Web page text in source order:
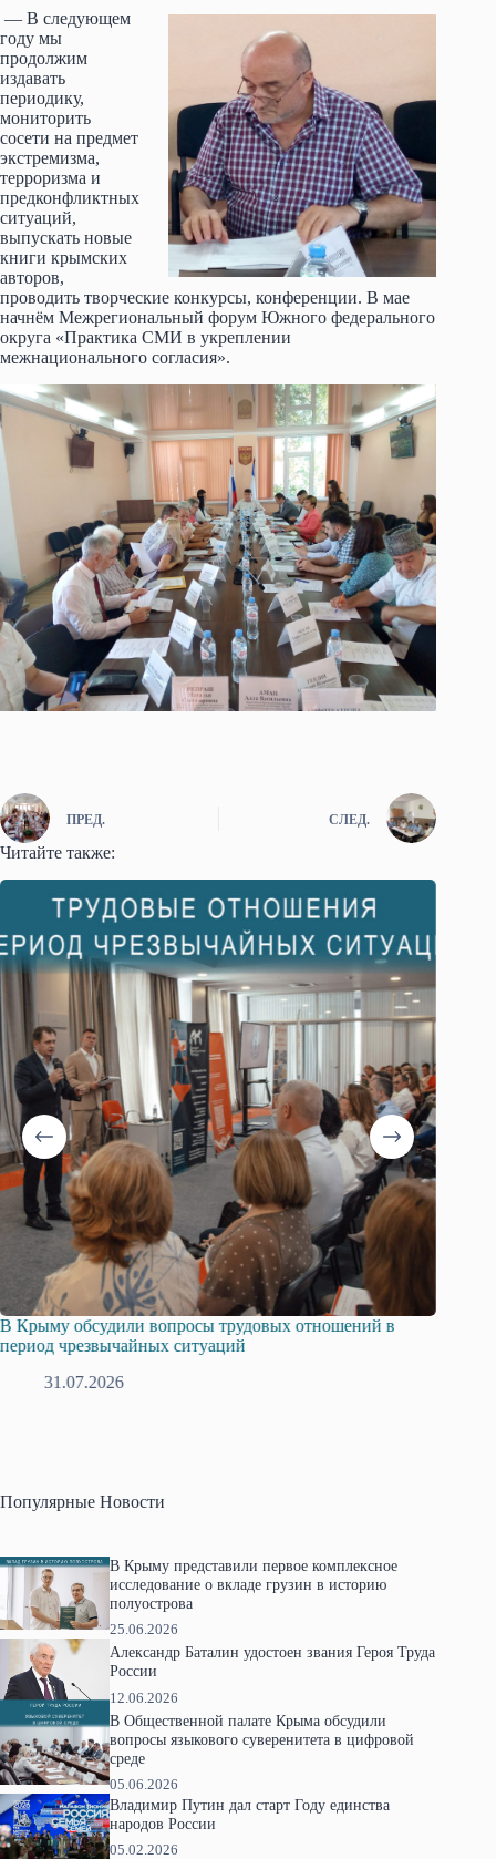
— В следующем
году мы
продолжим
издавать
периодику,
мониторить
сосети на предмет
экстремизма,
терроризма и
предконфликтных
ситуаций,
выпускать новые
книги крымских
авторов,
проводить творческие конкурсы, конференции. В мае
начнём Межрегиональный форум Южного федерального
округа «Практика СМИ в укреплении
межнационального согласия».
ПРЕД. СЛЕД.
Читайте также:
В Крыму обсудили вопросы трудовых отношений в
период чрезвычайных ситуаций
31.07.2026
Популярные Новости
В Крыму представили первое комплексное
исследование о вкладе грузин в историю
полуострова
25.06.2026
Александр Баталин удостоен звания Героя Труда
России
12.06.2026
В Общественной палате Крыма обсудили
вопросы языкового суверенитета в цифровой
среде
05.06.2026
Владимир Путин дал старт Году единства
народов России
05.02.2026